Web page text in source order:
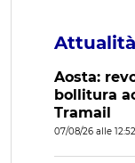
Attualità
Aosta:
bollitura
Tramail
07/08/26 alle 12:52